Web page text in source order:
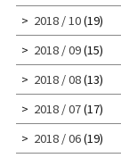
2018 / 10(19)
2018 / 09(15)
2018 / 08(13)
2018 / 07(17)
2018 / 06(19)